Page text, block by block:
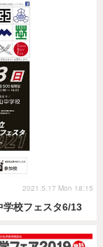
学校フェスタ6/13
2021.5.17 Mon 18:15